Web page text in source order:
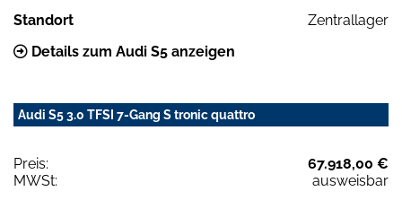
Standort
Zentrallager
Details zum Audi S5 anzeigen
Audi S5 3.0 TFSI 7-Gang S tronic quattro
Preis:
67.918,00 €
MWSt:
ausweisbar